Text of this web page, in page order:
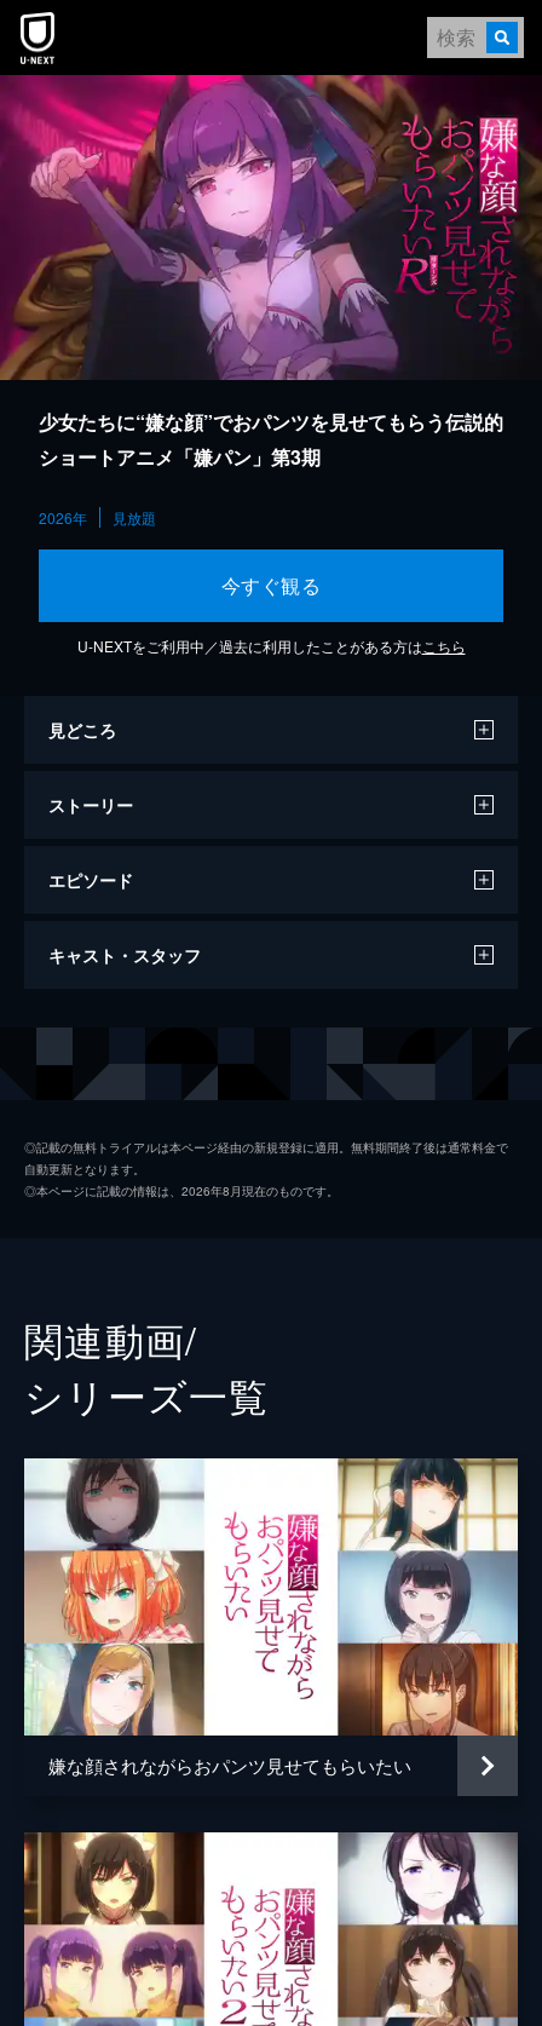
本文へスキップ
少女たちに“嫌な顔”でおパンツを見せてもらう伝説的
ショートアニメ「嫌パン」第3期
2026年 見放題
今すぐ観る
U-NEXTをご利用中／過去に利用したことがある方は こちら
見どころ
ストーリー
エピソード
第1話 伊東ちとせ(先輩メイド)、実田菜々
ジなメイドの菜々子。後輩の責任を負い自ら
求はエスカレートし...
第2話 ヴァルミナ・ディア・ノクス（魔
王）
魔王ヴァルミナは勇者(主人公)に結婚を提案
第3話 如月こころ(ゲーマー女子)
ゲーマー女子こころは毒舌で視聴者を失う。
唯一残った視聴者(主人公)の優しさに心を許
すが、その関係は思わぬ展開に...
第4話 佐倉芽衣(生徒会長)
芽衣は憧れだった先輩(主人公)の後を継ぎ、
生徒会長として1年間努力を重ねる。そして
再会の日、芽衣は先輩に告白をしようとする
のだが...
5分
第5話 有栖寧々(コンカフェ店員)
コンカフェ店員の寧々は、常連客(主人公)
に、おパンツを見せる代わりに自分を彼女に
してほしいと頼む。しかし常連客は何故かそ
れを拒み...
5分
SMクラブで働く紗季は、SMプレイに耐えら
れたご褒美は何がほしいかと問いかける。縛
らせてほしいと頼む主人公に、紗季は素直に
縛られて...
5分
キャスト・スタッフ
深瀬沙哉
アニメーション制作
◎記載の無料トライアルは本ページ経由の新規登録に適用。無料期間終了後は通常料金で
自動更新となります。
◎本ページに記載の情報は、2026年8月現在のものです。
関連動画/
シリーズ⼀覧
嫌な顔されながらおパンツ見せてもらいたい